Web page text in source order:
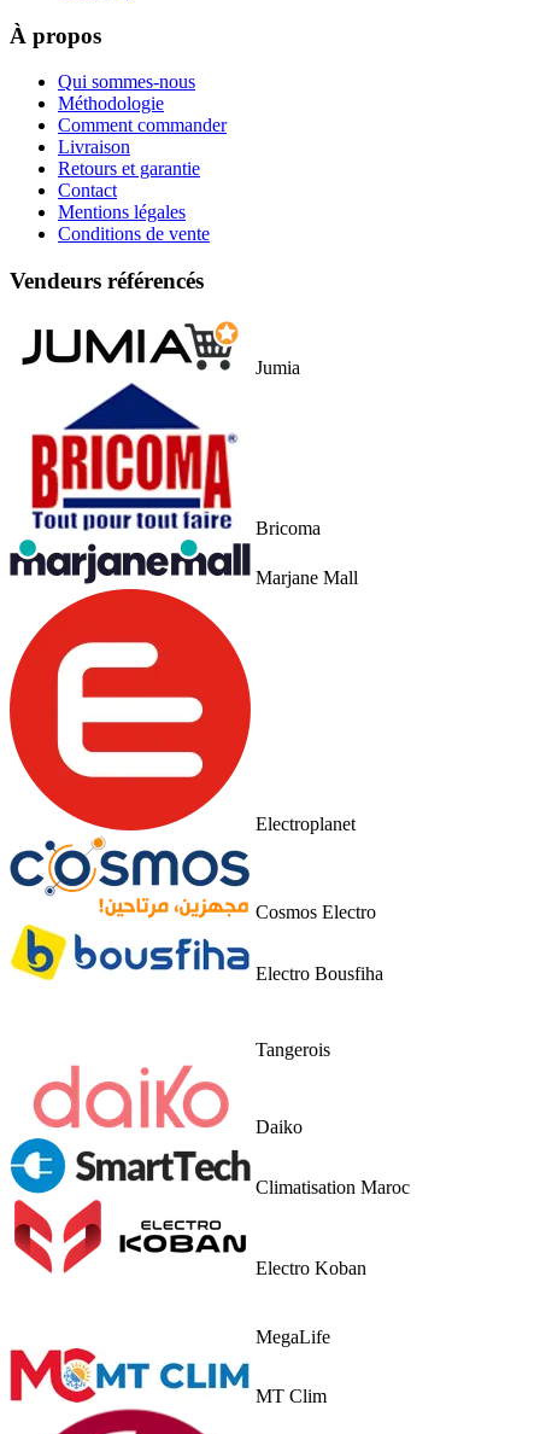
À propos
Qui sommes-nous
Méthodologie
Comment commander
Livraison
Retours et garantie
Contact
Mentions légales
Conditions de vente
Vendeurs référencés
Jumia
Bricoma
Marjane Mall
Electroplanet
Cosmos Electro
Electro Bousfiha
Tangerois
Daiko
Climatisation Maroc
Electro Koban
MegaLife
MT Clim